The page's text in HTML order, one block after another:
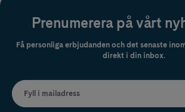
Prenumerera på vårt
Få personliga erbjudanden och det senaste
direkt i din inbox.
Fyll i mailadress